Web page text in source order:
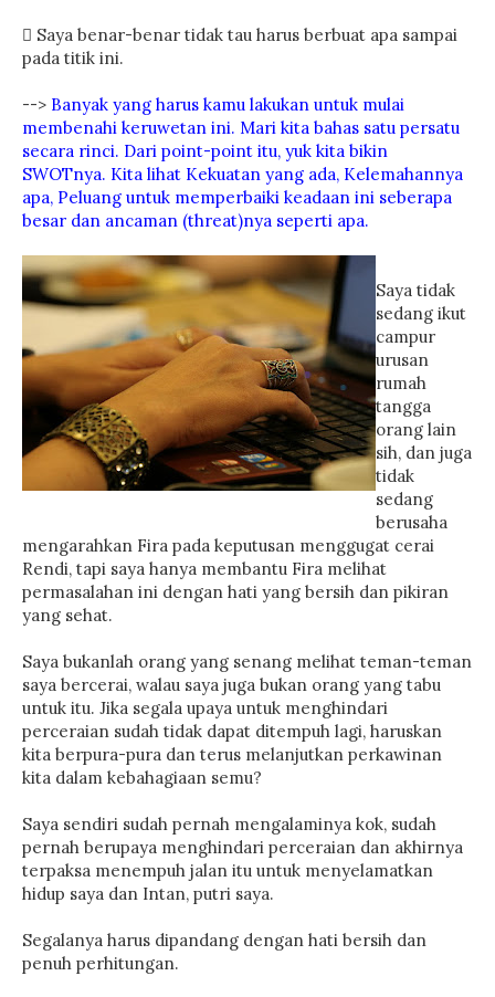
 Saya benar-benar tidak tau harus berbuat apa sampai
pada titik ini.
--> Banyak yang harus kamu lakukan untuk mulai
membenahi keruwetan ini. Mari kita bahas satu persatu
secara rinci. Dari point-point itu, yuk kita bikin
SWOTnya. Kita lihat Kekuatan yang ada, Kelemahannya
apa, Peluang untuk memperbaiki keadaan ini seberapa
besar dan ancaman (threat)nya seperti apa.
Saya tidak
sedang ikut
campur
urusan
rumah
tangga
orang lain
sih, dan juga
tidak
sedang
berusaha
mengarahkan Fira pada keputusan menggugat cerai
Rendi, tapi saya hanya membantu Fira melihat
permasalahan ini dengan hati yang bersih dan pikiran
yang sehat.
Saya bukanlah orang yang senang melihat teman-teman
saya bercerai, walau saya juga bukan orang yang tabu
untuk itu. Jika segala upaya untuk menghindari
perceraian sudah tidak dapat ditempuh lagi, haruskan
kita berpura-pura dan terus melanjutkan perkawinan
kita dalam kebahagiaan semu?
Saya sendiri sudah pernah mengalaminya kok, sudah
pernah berupaya menghindari perceraian dan akhirnya
terpaksa menempuh jalan itu untuk menyelamatkan
hidup saya dan Intan, putri saya.
Segalanya harus dipandang dengan hati bersih dan
penuh perhitungan.